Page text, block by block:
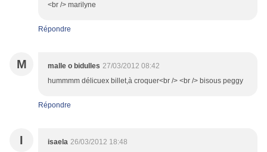
<br /> marilyne
Répondre
M malle o bidulles 27/03/2012 08:42
hummmm délicuex billet,à croquer<br /> <br /> bisous peggy
Répondre
I isaela 26/03/2012 18:48